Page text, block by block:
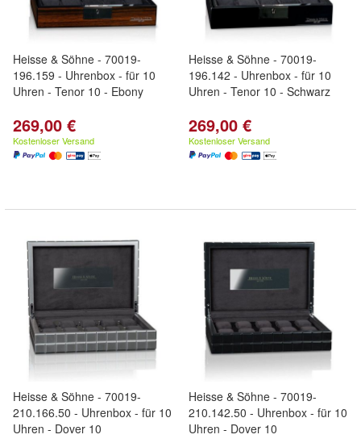
Heisse & Söhne - 70019-
196.159 - Uhrenbox - für 10
Uhren - Tenor 10 - Ebony
269,00 €
Kostenloser Versand
Heisse & Söhne - 70019-
196.142 - Uhrenbox - für 10
Uhren - Tenor 10 - Schwarz
269,00 €
Kostenloser Versand
Heisse & Söhne - 70019-
210.166.50 - Uhrenbox - für 10
Uhren - Dover 10
Heisse & Söhne - 70019-
210.142.50 - Uhrenbox - für 10
Uhren - Dover 10